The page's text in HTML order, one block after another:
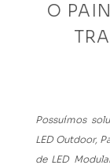
O
Possuímos
LED Outdoor,
de LED